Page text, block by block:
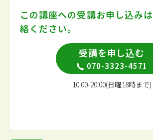
この講座への受講お申し込みは
絡ください。
受講を申し込む
070-3323-4571
10:00-20:00(日曜18時まで)